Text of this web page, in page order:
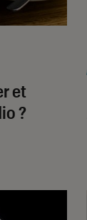
et
?